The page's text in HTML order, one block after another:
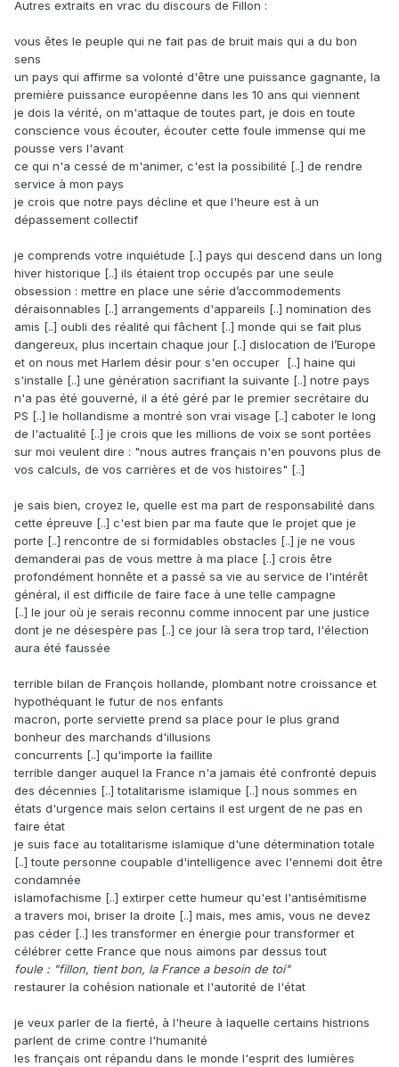
Autres extraits en vrac du discours de Fillon :
vous êtes le peuple qui ne fait pas de bruit mais qui a du bon
sens
un pays qui affirme sa volonté d'être une puissance gagnante, la
première puissance européenne dans les 10 ans qui viennent
je dois la vérité, on m'attaque de toutes part, je dois en toute
conscience vous écouter, écouter cette foule immense qui me
pousse vers l'avant
ce qui n'a cessé de m'animer, c'est la possibilité [..] de rendre
service à mon pays
je crois que notre pays décline et que l'heure est à un
dépassement collectif
je comprends votre inquiétude [..] pays qui descend dans un long
hiver historique [..] ils étaient trop occupés par une seule
obsession : mettre en place une série d’accommodements
déraisonnables [..] arrangements d'appareils [..] nomination des
amis [..] oubli des réalité qui fâchent [..] monde qui se fait plus
dangereux, plus incertain chaque jour [..] dislocation de l’Europe
et on nous met Harlem désir pour s'en occuper [..] haine qui
s'installe [..] une génération sacrifiant la suivante [..] notre pays
n'a pas été gouverné, il a été géré par le premier secrétaire du
PS [..] le hollandisme a montré son vrai visage [..] caboter le long
de l'actualité [..] je crois que les millions de voix se sont portées
sur moi veulent dire : "nous autres français n'en pouvons plus de
vos calculs, de vos carrières et de vos histoires" [..]
je sais bien, croyez le, quelle est ma part de responsabilité dans
cette épreuve [..] c'est bien par ma faute que le projet que je
porte [..] rencontre de si formidables obstacles [..] je ne vous
demanderai pas de vous mettre à ma place [..] crois être
profondément honnête et a passé sa vie au service de l'intérêt
général, il est difficile de faire face à une telle campagne
[..] le jour où je serais reconnu comme innocent par une justice
dont je ne désespère pas [..] ce jour là sera trop tard, l'élection
aura été faussée
terrible bilan de François hollande, plombant notre croissance et
hypothéquant le futur de nos enfants
macron, porte serviette prend sa place pour le plus grand
bonheur des marchands d'illusions
concurrents [..] qu'importe la faillite
terrible danger auquel la France n'a jamais été confronté depuis
des décennies [..] totalitarisme islamique [..] nous sommes en
états d'urgence mais selon certains il est urgent de ne pas en
faire état
je suis face au totalitarisme islamique d'une détermination totale
[..] toute personne coupable d'intelligence avec l'ennemi doit être
condamnée
islamofachisme [..] extirper cette humeur qu'est l'antisémitisme
a travers moi, briser la droite [..] mais, mes amis, vous ne devez
pas céder [..] les transformer en énergie pour transformer et
célébrer cette France que nous aimons par dessus tout
foule : "fillon, tient bon, la France a besoin de toi"
restaurer la cohésion nationale et l'autorité de l'état
je veux parler de la fierté, à l'heure à laquelle certains histrions
parlent de crime contre l'humanité
les français ont répandu dans le monde l'esprit des lumières